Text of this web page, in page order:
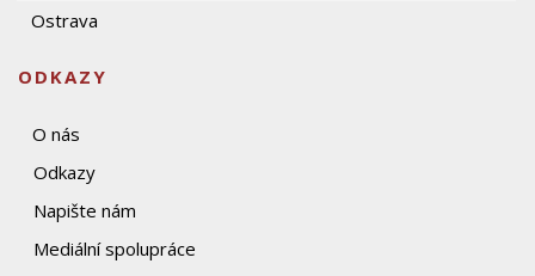
Ostrava
ODKAZY
O nás
Odkazy
Napište nám
Mediální spolupráce